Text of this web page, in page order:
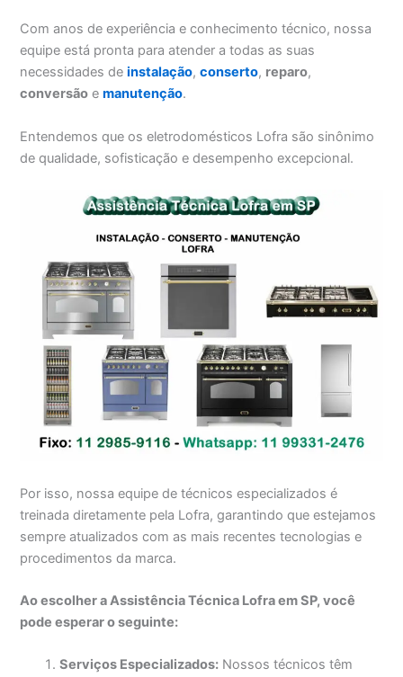
Com anos de experiência e conhecimento técnico, nossa
equipe está pronta para atender a todas as suas
necessidades deinstalação,conserto, reparo,
conversão emanutenção.
Entendemos que os eletrodomésticos Lofra são sinônimo
de qualidade, sofisticação e desempenho excepcional.
Por isso, nossa equipe de técnicos especializados é
treinada diretamente pela Lofra, garantindo que estejamos
sempre atualizados com as mais recentes tecnologias e
procedimentos da marca.
Ao escolher a Assistência Técnica Lofra em SP, você
pode esperar o seguinte:
Serviços Especializados: Nossos técnicos têm